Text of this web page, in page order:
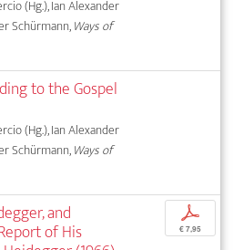
(Hg.), Ian Alexander
Schürmann,Ways of
to the Gospel
(Hg.), Ian Alexander
Schürmann,Ways of
and
of His
p
€ 7,95